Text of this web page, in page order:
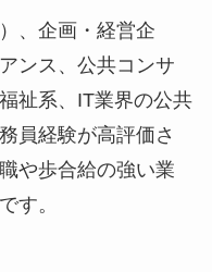
、企画・経営企
ンス、公共コンサ
祉系、IT業界の公共
員経験が高評価さ
や歩合給の強い業
す。